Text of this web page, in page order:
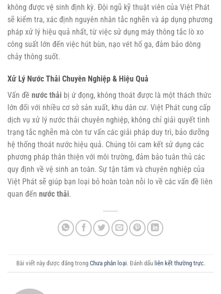
không được vệ sinh định kỳ. Đội ngũ kỹ thuật viên của Việt Phát
sẽ kiểm tra, xác định nguyên nhân tắc nghẽn và áp dụng phương
pháp xử lý hiệu quả nhất, từ việc sử dụng máy thông tắc lò xo
công suất lớn đến việc hút bùn, nạo vét hố ga, đảm bảo dòng
chảy thông suốt.
Xử Lý Nước Thải Chuyên Nghiệp & Hiệu Quả
Vấn đề nước thải bị ứ đọng, không thoát được là một thách thức
lớn đối với nhiều cơ sở sản xuất, khu dân cư. Việt Phát cung cấp
dịch vụ xử lý nước thải chuyên nghiệp, không chỉ giải quyết tình
trạng tắc nghẽn mà còn tư vấn các giải pháp duy trì, bảo dưỡng
hệ thống thoát nước hiệu quả. Chúng tôi cam kết sử dụng các
phương pháp thân thiện với môi trường, đảm bảo tuân thủ các
quy định về vệ sinh an toàn. Sự tận tâm và chuyên nghiệp của
Việt Phát sẽ giúp bạn loại bỏ hoàn toàn nỗi lo về các vấn đề liên
quan đến nước thải.
Bài viết này được đăng trong Chưa phân loại. Đánh dấu liên kết thường trực.